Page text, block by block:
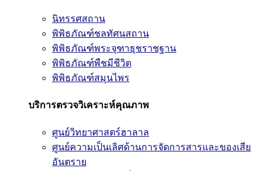
นิทรรศสถาน
พิพิธภัณฑ์ชลทัศนสถาน
พิพิธภัณฑ์พระจุฑาธุชราชฐาน
พิพิธภัณฑ์พืชมีชีวิต
พิพิธภัณฑ์สมุนไพร
บริการตรวจวิเคราะห์คุณภาพ
ศูนย์วิทยาศาสตร์ฮาลาล
ศูนย์ความเป็นเลิศด้านการจัดการสารและของเสีย
อันตราย